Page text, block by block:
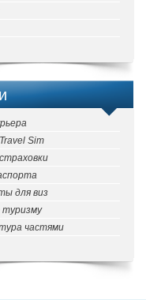
Sim
для виз
туризму
частями